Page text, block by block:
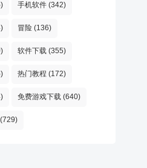
手机软件 (342)
冒险 (136)
软件下载 (355)
热门教程 (172)
免费游戏下载 (640)
(729)